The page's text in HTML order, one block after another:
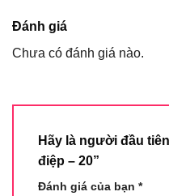
Đánh giá
Chưa có đánh giá nào.
Hãy là người đầu
điệp – 20”
Đánh giá của bạn *